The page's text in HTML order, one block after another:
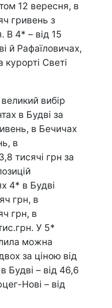
12 вересня, в
гривень з
В 4* – від 15
й Рафаїловичах,
курорті Светі
вибір
в Будві за
в Бечичах
в
тисячі грн за
4* в Будві
грн, в
грн, в
У 5*
можна
за ціною від
Будві – від 46,6
Нові – від